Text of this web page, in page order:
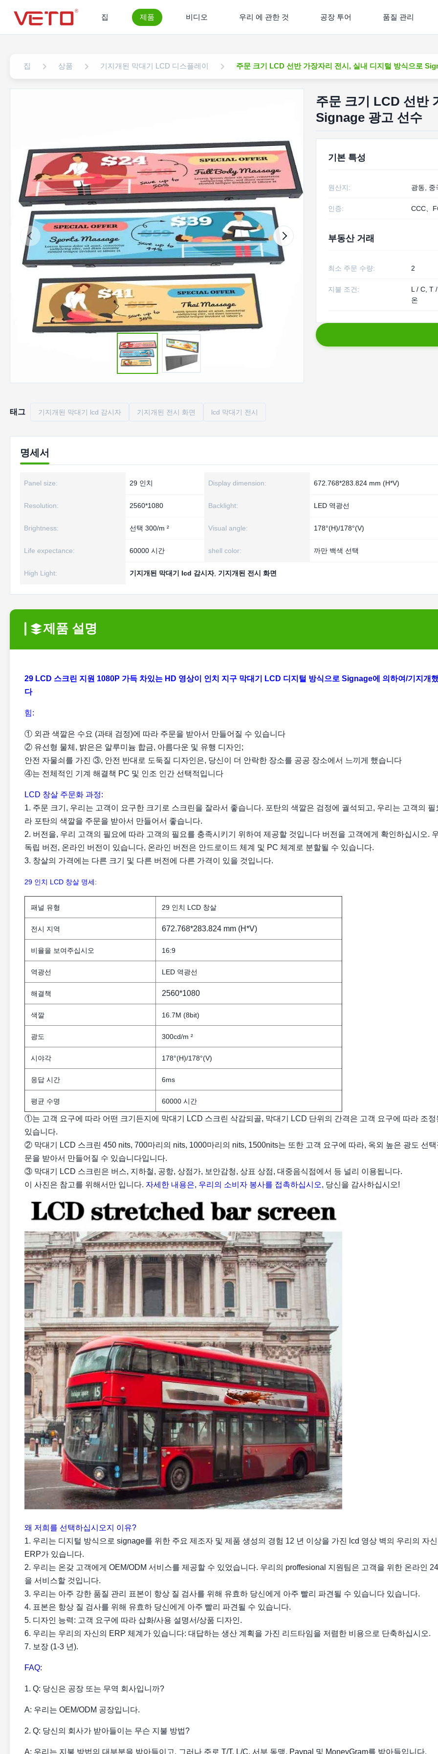
집 제품 비디오 우리 에 관한 것 공장 투어 품질 관리
집 상품 기지개된 막대기 LCD 디스플레이 주문 크기 LCD 선반 가장자리 전시, 실내 디지털 방식으로
주문 크기 LCD 선반
Signage 광고 선수
기본 특성
원산지: 광동, 중
인증: CCC、
부동산 거래
최소 주문 수량: 2
지불 조건:
L / C, T
온
태그 기지개된 막대기 lcd 감시자 기지개된 전시 화면 lcd 막대기 전시
명세서
Panel size: 29 인치 Display dimension: 672.768*283.824 mm (H*V)
Resolution: 2560*1080 Backlight: LED 역광선
Brightness: 선택 300/m ² Visual angle: 178°(H)/178°(V)
Life expectance: 60000 시간 shell color: 까만 백색 선택
High Light: 기지개된 막대기 lcd 감시자, 기지개된 전시 화면
제품 설명
29 LCD 스크린 지원 1080P 가득 차있는 HD 영상이 인치 지구 막대기 LCD 디지털 방식으로 Signage에 의하여/기지개
다
힘:
① 외관 색깔은 수요 (과태 검정)에 따라 주문을 받아서 만들어질 수 있습니다
② 유선형 물체, 밝은은 알루미늄 합금, 아름다운 및 유행 디자인;
안전 자물쇠를 가진 ③, 안전 반대로 도둑질 디자인은, 당신이 더 안락한 장소를 공공 장소에서 느끼게 했습니다
④는 전체적인 기계 해결책 PC 및 인조 인간 선택적입니다
LCD 창살 주문화 과정:
1. 주문 크기, 우리는 고객이 요구한 크기로 스크린을 잘라서 좋습니다. 포탄의 색깔은 검정에 궐석되고, 우리는 고객의 필
라 포탄의 색깔을 주문을 받아서 만들어서 좋습니다.
2. 버전을, 우리 고객의 필요에 따라 고객의 필요를 충족시키기 위하여 제공할 것입니다 버전을 고객에게 확인하십시오.
독립 버전, 온라인 버전이 있습니다, 온라인 버전은 안드로이드 체계 및 PC 체계로 분할될 수 있습니다.
3. 창살의 가격에는 다른 크기 및 다른 버전에 다른 가격이 있을 것입니다.
29 인치 LCD 창살 명세:
패널 유형 29 인치 LCD 창살
전시 지역 672.768*283.824 mm (H*V)
비율을 보여주십시오 16:9
역광선 LED 역광선
해결책 2560*1080
색깔 16.7M (8bit)
광도 300cd/m ²
시야각 178°(H)/178°(V)
응답 시간 6ms
평균 수명 60000 시간
①는 고객 요구에 따라 어떤 크기든지에 막대기 LCD 스크린 삭감되골, 막대기 LCD 단위의 간격은 고객 요구에 따라 조정
있습니다.
② 막대기 LCD 스크린 450 nits, 700마리의 nits, 1000마리의 nits, 1500nits는 또한 고객 요구에 따라, 옥외 높은 광도 선택
문을 받아서 만들어질 수 있습니다입니다.
③ 막대기 LCD 스크린은 버스, 지하철, 공항, 상점가, 보안감청, 상표 상점, 대중음식점에서 등 널리 이용됩니다.
이 사진은 참고를 위해서만 입니다. 자세한 내용은, 우리의 소비자 봉사를 접촉하십시오, 당신을 감사하십시오!
왜 저희를 선택하십시오지 이유?
1. 우리는 디지털 방식으로 signage를 위한 주요 제조자 및 제품 생성의 경험 12 년 이상을 가진 lcd 영상 벽의 우리의 자신
ERP가 있습니다.
2. 우리는 온갖 고객에게 OEM/ODM 서비스를 제공할 수 있었습니다. 우리의 proffesional 지원팀은 고객을 위한 온라인
을 서비스할 것입니다.
3. 우리는 아주 강한 품질 관리 표본이 항상 질 검사를 위해 유효하 당신에게 아주 빨리 파견될 수 있습니다 있습니다.
4. 표본은 항상 질 검사를 위해 유효하 당신에게 아주 빨리 파견될 수 있습니다.
5. 디자인 능력: 고객 요구에 따라 삽화/사용 설명서/상품 디자인.
6. 우리는 우리의 자신의 ERP 체계가 있습니다: 대답하는 생산 계획을 가진 리드타임을 저렴한 비용으로 단축하십시오.
7. 보장 (1-3 년).
FAQ:
1. Q: 당신은 공장 또는 무역 회사입니까?
A: 우리는 OEM/ODM 공장입니다.
2. Q: 당신의 회사가 받아들이는 무슨 지불 방법?
A: 우리는 지불 방법의 대부분을 받아들이고, 그러나 주로 T/T, L/C, 서부 동맹, Paypal 및 MoneyGram를 받아들입니다.